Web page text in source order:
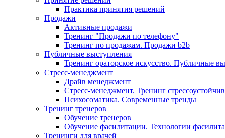
Практика принятия решений
Продажи
Активные продажи
Тренинг "Продажи по телефону"
Тренинг по продажам. Продажи b2b
Публичные выступления
Тренинг ораторское искусство. Публичные
Стресс-менеджмент
Драйв менеджмент
Стресс-менеджмент. Тренинг
Психосоматика. Современные тренды
Тренинг тренеров
Обучение тренеров
Обучение фасилитации. Технологии
Тренинги для врачей